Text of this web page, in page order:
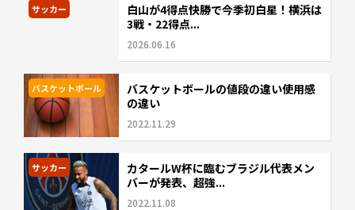
サッカー
白山が4得点快勝で今季初白星！横浜は
3戦・22得点...
2026.06.16
バスケットボール
バスケットボールの値段の違い使用感
の違い
2022.11.29
サッカー
カタールW杯に臨むブラジル代表メン
バーが発表、超強...
2022.11.08